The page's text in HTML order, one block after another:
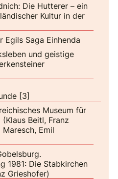
Die Hutterer – ein
Kultur in der
Egils Saga Einhenda
und geistige
[3]
Museum für
Beitl, Franz
Maresch, Emil
1981: Die Stabkirchen
Grieshofer)